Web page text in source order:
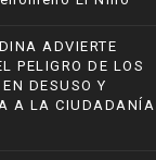
ADVIERTE
PELIGRO DE LOS
DESUSO Y
A LA CIUDADANÍA